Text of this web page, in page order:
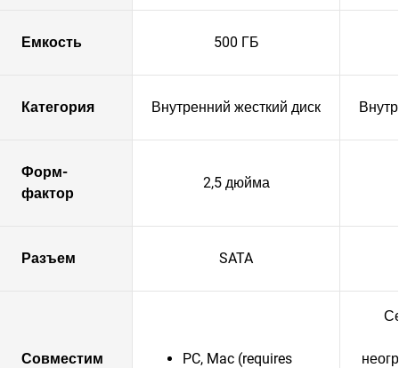
Емкость 500 ГБ
Категория Внутренний жесткий диск
Форм-
фактор
2,5 дюйма
Разъем SATA
Совместим
PC, Mac (requires